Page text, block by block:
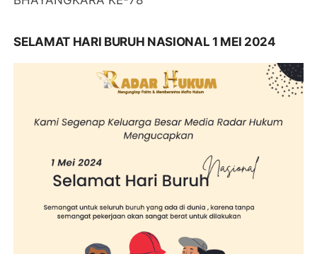
SELAMAT HARI BURUH NASIONAL 1 MEI 2024